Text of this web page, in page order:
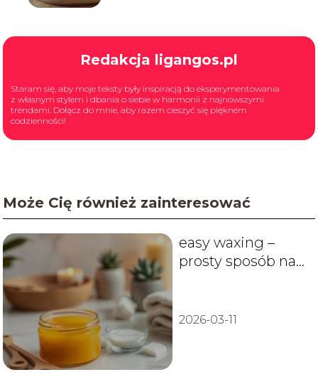
Redakcja ligangos.pl
Staram się, aby moje teksty były inspiracją do eksperymentowania
z własnym stylem i dbania o siebie w harmonii z najnowszymi
trendami. Dołącz do mnie, aby razem cieszyć się pięknem
codzienności!
Może Cię również zainteresować
easy waxing –
prosty sposób na
2026-03-11